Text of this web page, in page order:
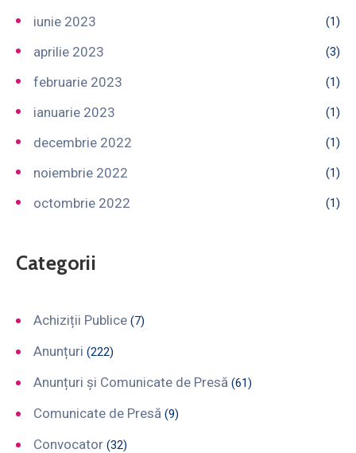
iunie 2023 (1)
aprilie 2023 (3)
februarie 2023 (1)
ianuarie 2023 (1)
decembrie 2022 (1)
noiembrie 2022 (1)
octombrie 2022 (1)
Categorii
Achiziții Publice (7)
Anunțuri (222)
Anunțuri și Comunicate de Presă (61)
Comunicate de Presă (9)
Convocator (32)